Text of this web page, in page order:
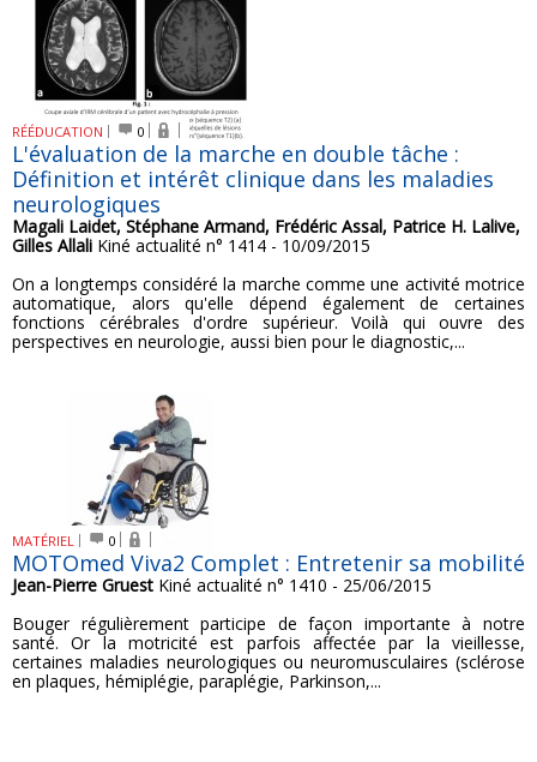
RÉÉDUCATION 0
L'évaluation de la marche en double tâche :
Définition et intérêt clinique dans les maladies
neurologiques
Magali Laidet, Stéphane Armand, Frédéric Assal, Patrice H. Lalive,
Gilles Allali Kiné actualité n° 1414 - 10/09/2015
On a longtemps considéré la marche comme une activité motrice
automatique, alors qu'elle dépend également de certaines
fonctions cérébrales d'ordre supérieur. Voilà qui ouvre des
perspectives en neurologie, aussi bien pour le diagnostic,...
MATÉRIEL 0
MOTOmed Viva2 Complet : Entretenir sa mobilité
Jean-Pierre Gruest Kiné actualité n° 1410 - 25/06/2015
Bouger régulièrement participe de façon importante à notre
santé. Or la motricité est parfois affectée par la vieillesse,
certaines maladies neurologiques ou neuromusculaires (sclérose
en plaques, hémiplégie, paraplégie, Parkinson,...